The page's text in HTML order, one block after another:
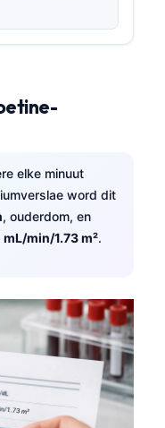
elke minuut
word dit
, ouderdom, en
mL/min/1.73 m².